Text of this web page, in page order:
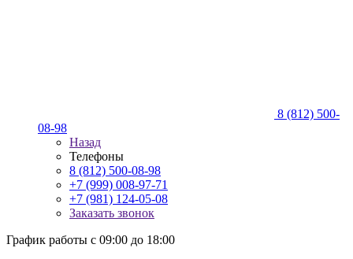
8 (812) 500-
08-98
Назад
Телефоны
8 (812) 500-08-98
+7 (999) 008-97-71
+7 (981) 124-05-08
Заказать звонок
График работы с 09:00 до 18:00